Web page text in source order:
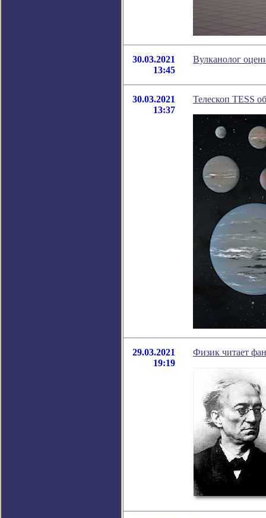
30.03.2021
13:45
Вулканолог
30.03.2021
13:37
Телескоп TESS
29.03.2021
19:19
Физик читает